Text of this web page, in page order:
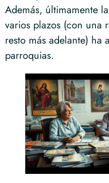
Además, últimamente
varios plazos (con una
resto más adelante) ha
parroquias.